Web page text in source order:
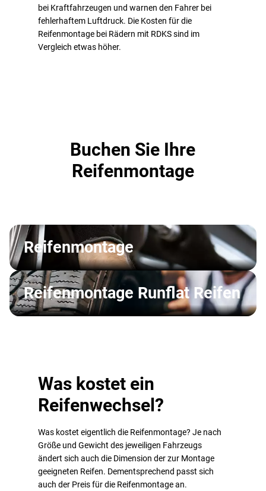
bei Kraftfahrzeugen und warnen den Fahrer bei
fehlerhaftem Luftdruck. Die Kosten für die
Reifenmontage bei Rädern mit RDKS sind im
Vergleich etwas höher.
Buchen Sie Ihre
Reifenmontage
Reifenmontage
Reifenmontage Runflat Reifen
Was kostet ein
Reifenwechsel?
Was kostet eigentlich die Reifenmontage? Je nach
Größe und Gewicht des jeweiligen Fahrzeugs
ändert sich auch die Dimension der zur Montage
geeigneten Reifen. Dementsprechend passt sich
auch der Preis für die Reifenmontage an.